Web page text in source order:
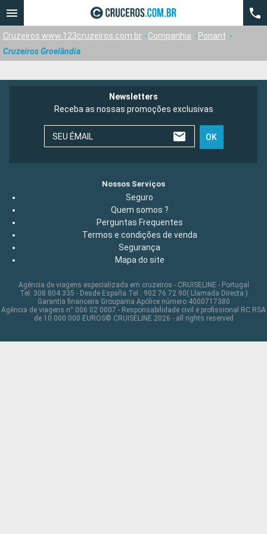
Cruzeiros www.123cruzeiros.com.br Companhia
Ponant
Cruzeiros Groelândia
Newsletters
Receba as nossas promoções exclusivas
SEU ÉMAIL OK
Nossos Serviços
Seguro
Quem somos ?
Perguntas Frequentes
Termos e condições de venda
Segurança
Mapa do site
Agência de viagens especializada em cruzeiros - CRUISELINE - Portugal
Tel: 308 804 335 - Desde España Tel : 902 76 72 90( Llamada Directa )
Garantia financeira Groupama Apólice número 4000717380
Agência de viagens n° 006 02 0007 - Responsabilidade civil e profissional RC RSA
de 10 000 000 EUROS© CRUISELINE 2026 - all rights reserved